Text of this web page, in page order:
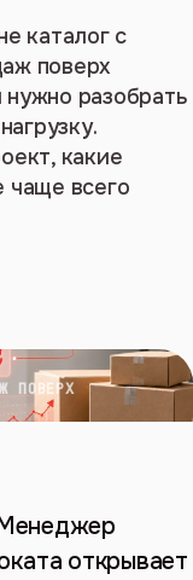
каталог с
поверх
разобрать
какие
чаще всего
ПОВЕРХ
открывает